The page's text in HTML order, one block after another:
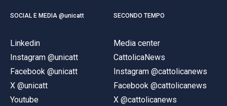
SOCIAL E MEDIA @unicatt
Linkedin
Instagram @unicatt
Facebook @unicatt
X @unicatt
Youtube
SECONDO TEMPO
Media center
CattolicaNews
Instagram @cattolicanews
Facebook @cattolicanews
X @cattolicanews